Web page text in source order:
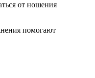
от ношения
помогают